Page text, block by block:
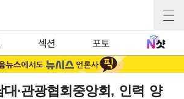
섹션 포토
·관광협회중앙회, 인력 양